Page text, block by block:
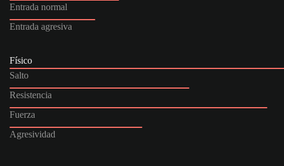
Entrada normal
Entrada agresiva
Físico
Salto
Resistencia
Fuerza
Agresividad